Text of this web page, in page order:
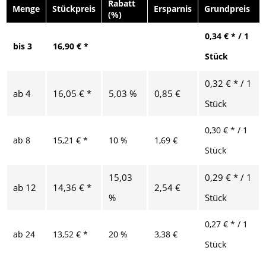
Menge
Stückpreis
Rabatt
(%)
Ersparnis Grundpreis
bis 3 16,90 € *
0,34 € * / 1
Stück
ab 4 16,05 € * 5,03 % 0,85 €
0,32 € * / 1
Stück
ab 8 15,21 € * 10 % 1,69 €
0,30 € * / 1
Stück
ab 12 14,36 € *
15,03
%
2,54 €
0,29 € * / 1
Stück
ab 24 13,52 € * 20 % 3,38 €
0,27 € * / 1
Stück